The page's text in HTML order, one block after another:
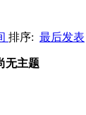
排序: 最后发表
无主题